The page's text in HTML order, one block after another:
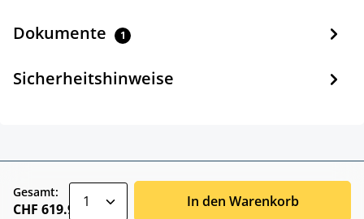
Dokumente 1
Sicherheitshinweise
Gesamt:
CHF 619.90 In den Warenkorb